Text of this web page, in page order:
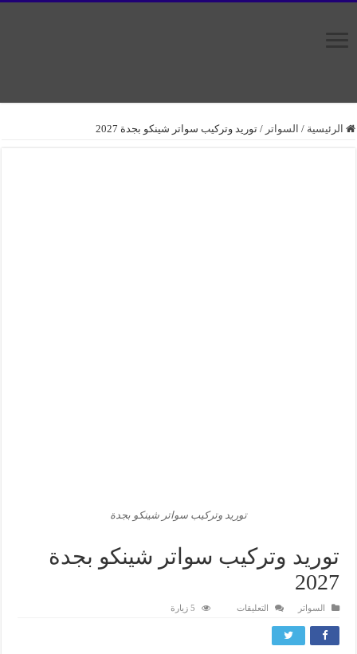
الرئيسية / السواتر / توريد وتركيب سواتر شينكو بجدة 2027
توريد وتركيب سواتر شينكو بجدة
توريد وتركيب سواتر شينكو بجدة
2027
السواتر التعليقات 5 زيارة